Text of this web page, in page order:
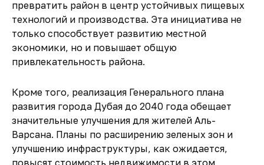
превратить район в центр устойчивых пищевых
технологий и производства. Эта инициатива не
только способствует развитию местной
экономики, но и повышает общую
привлекательность района.
Кроме того, реализация Генерального плана
развития города Дубая до 2040 года обещает
значительные улучшения для жителей Аль-
Варсана. Планы по расширению зеленых зон и
улучшению инфраструктуры, как ожидается,
повысят стоимость недвижимости в этом